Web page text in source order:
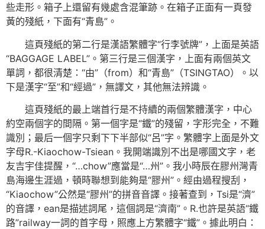
些走形。箱子上還留有幾處含混筆跡。在箱子正面有一頁發
黃的殘紙，下面有“青島”。
這頁殘紙的第二行是漢語繁體字“行李號牌”，上面是英語
“BAGGAGE LABEL”。第三行是三個漢字，上面有兩個英文
單詞，都很清楚：“由”（from）和“青島”（TSINGTAO）。以
下是漢字“至”和“經過”，無譯文，其他無法辨識。
這頁殘紙的最上端首行是不持續的兩個繁體漢字，中心
約空兩個字的間隔。第一個字是“鐵”的殘留，字形完全，不難
識別；最后一個字只剩下下半部似“呂”字。繁體字上面是外文
字母R.-Kiaochow-Tsiean。我開端識別不出是哪國文字，老
友吉宇佳提醒，“…chow”應當是“…州”。我小時辰在膠州灣青
島海邊生涯過，頓時聯想到能夠是“膠州”。經由過程搜刮，
“Kiaochow”公然是“膠州”的拼音音譯。接著查到，Tsi是“濟”
的音譯，ean是描述詞尾，這個詞是“濟南”。R.也許是英語“鐵
路”railway一詞的首字母，照應上方繁體字“鐵”。據此明白：